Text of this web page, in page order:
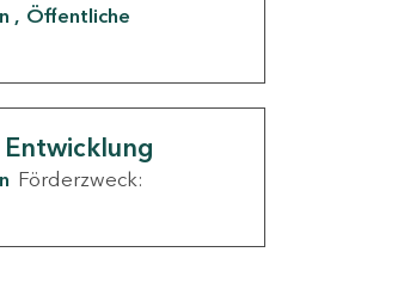
Öffentliche
Förderzweck: